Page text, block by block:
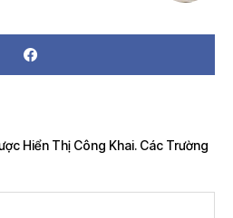
Hiển Thị Công Khai. Các Trường